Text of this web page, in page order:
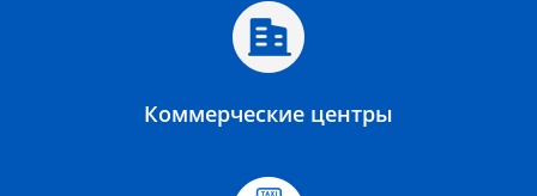
Коммерческие центры